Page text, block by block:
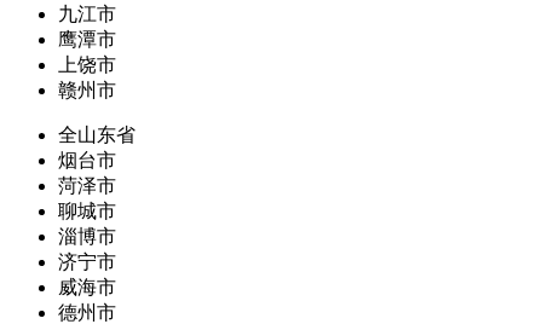
九江市
鹰潭市
上饶市
赣州市
全山东省
烟台市
菏泽市
聊城市
淄博市
济宁市
威海市
德州市